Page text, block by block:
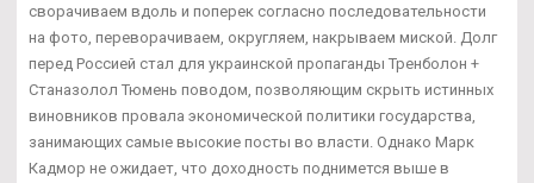
сворачиваем вдоль и поперек согласно последовательности
на фото, переворачиваем, округляем, накрываем миской. Долг
перед Россией стал для украинской пропаганды Тренболон +
Станазолол Тюмень поводом, позволяющим скрыть истинных
виновников провала экономической политики государства,
занимающих самые высокие посты во власти. Однако Марк
Кадмор не ожидает, что доходность поднимется выше в